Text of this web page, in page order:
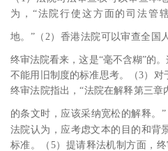
为，“法院行使这方面的司法管
地。”（ 2）香港法院可以审查全国
终审法院看来，这是“毫不含糊”的。
不能用旧制度的标准思考。（3）对
终审法院指出，“法院在解释第三
的条文时，应该采纳宽松的解释。”
法院认为，应考虑文本的目的和背
标准。（ 5）提请释法机制方面，